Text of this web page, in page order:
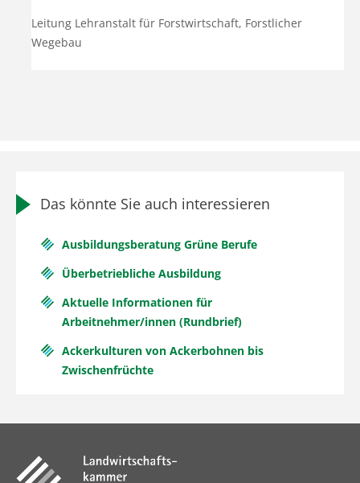
Leitung Lehranstalt für Forstwirtschaft, Forstlicher
Wegebau
Das könnte Sie auch interessieren
Ausbildungsberatung Grüne Berufe
Überbetriebliche Ausbildung
Aktuelle Informationen für
Arbeitnehmer/innen (Rundbrief)
Ackerkulturen von Ackerbohnen bis
Zwischenfrüchte